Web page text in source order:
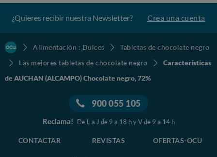
¿Quieres recibir nuestra Newsletter? Crea una cuenta
Alimentación : Dulces
Tabletas de chocolate negro
Las mejores tabletas de chocolate negro
Características
de AUCHAN (ALCAMPO) Chocolate negro, 72%
900 055 105
Reclama! De L a J de 9 a 18 h y V de 9 a 14 h
CONTACTAR REVISTAS OFERTAS-OCU